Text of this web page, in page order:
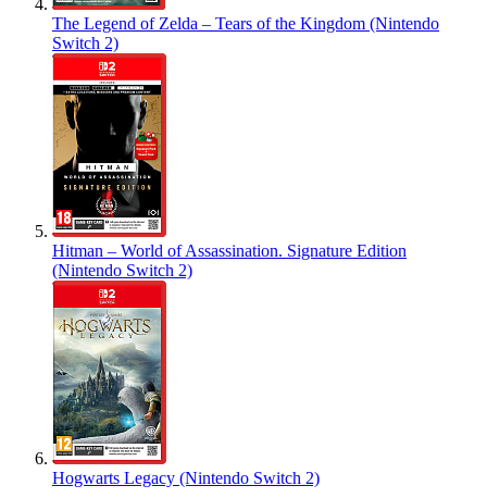
The Legend of Zelda – Tears of the Kingdom (Nintendo
Switch 2)
Hitman – World of Assassination. Signature Edition
(Nintendo Switch 2)
Hogwarts Legacy (Nintendo Switch 2)